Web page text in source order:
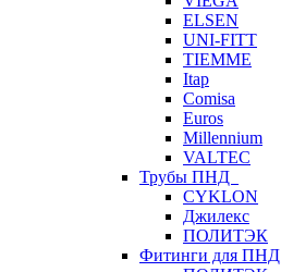
ELSEN
UNI-FITT
TIEMME
Itap
Comisa
Euros
Millennium
VALTEC
Трубы ПНД
CYKLON
Джилекс
ПОЛИТЭК
Фитинги для ПНД